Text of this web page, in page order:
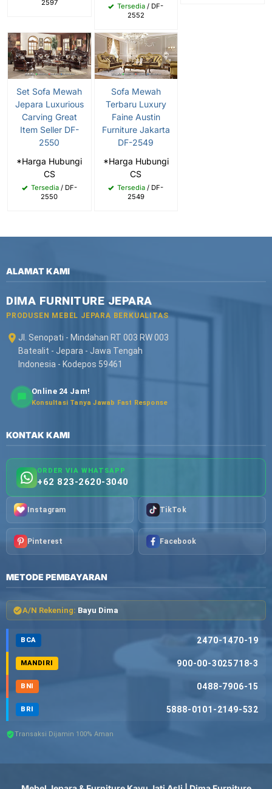
2597
Tersedia / DF-
2552
Set Sofa Mewah
Jepara Luxurious
Carving Great
Item Seller DF-
2550
*Harga Hubungi
CS
Tersedia/ DF-
2550
Sofa Mewah
Terbaru Luxury
Faine Austin
Furniture Jakarta
DF-2549
*Harga Hubungi
CS
Tersedia / DF-
2549
ALAMAT KAMI
DIMA FURNITURE JEPARA
PRODUSEN MEBEL JEPARA BERKUALITAS
Jl. Senopati - Mindahan RT 003 RW 003
Batealit - Jepara - Jawa Tengah
Indonesia - Kodepos 59461
Online 24 Jam!
Konsultasi Tanya Jawab Fast Response
KONTAK KAMI
ORDER VIA WHATSAPP
+62 823-2620-3040
Instagram TikTok
Pinterest Facebook
METODE PEMBAYARAN
A/N Rekening: Bayu Dima
BCA 2470-1470-19
MANDIRI 900-00-3025718-3
BNI 0488-7906-15
BRI 5888-0101-2149-532
Transaksi Dijamin 100% Aman